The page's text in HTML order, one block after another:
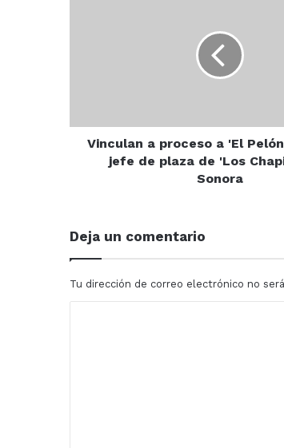
de
plazaVinculan a proceso a 'El
jefe de plaza de 'Los
Sonora
Deja un comentario
Tu dirección de correo electrónico no